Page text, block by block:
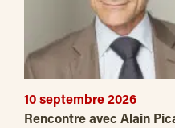
10 septembre 2026
Rencontre avec Alain